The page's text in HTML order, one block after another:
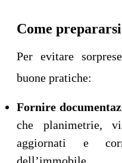
Come
Per evitare
buone pratiche:
Fornire
che planimetrie,
aggiornati e